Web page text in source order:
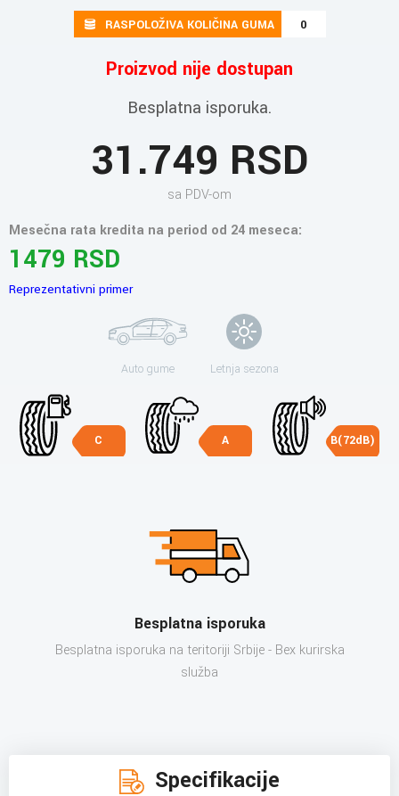
RASPOLOŽIVA KOLIČINA GUMA 0
Proizvod nije dostupan
Besplatna isporuka.
31.749 RSD
sa PDV-om
Mesečna rata kredita na period od 24 meseca:
1479 RSD
Reprezentativni primer
Auto gume Letnja sezona
C A B(72dB)
Besplatna isporuka
Besplatna isporuka na teritoriji Srbije - Bex kurirska
služba
Specifikacije